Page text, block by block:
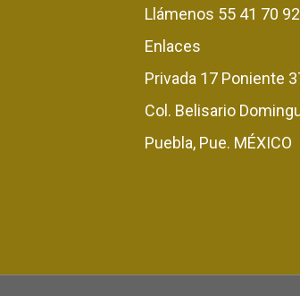
Llámenos 55 41 70
Enlaces
Privada 17 Poniente
Col. Belisario
Puebla, Pue. MÉXICO